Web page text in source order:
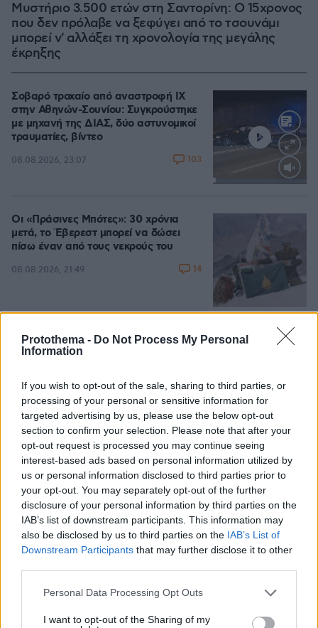
Protothema - Do Not Process My Personal
Information
If you wish to opt-out of the sale, sharing to third parties, or
processing of your personal or sensitive information for
targeted advertising by us, please use the below opt-out
section to confirm your selection. Please note that after your
opt-out request is processed you may continue seeing
interest-based ads based on personal information utilized by
us or personal information disclosed to third parties prior to
your opt-out. You may separately opt-out of the further
disclosure of your personal information by third parties on the
IAB’s list of downstream participants. This information may
also be disclosed by us to third parties on the IAB’s List of
Downstream Participants that may further disclose it to other
Please note that this website/app uses one or more Google
not limited to your visit or usage behaviour. You may click to
Personal Data Processing Opt Outs
I want to opt-out of the Sharing of my
Μυστήριο 3.500 ετών στη Σαντορίνη: Ο 15χρονος
που δεν πρόλαβε να ξεφύγει από το τσουνάμι
μπορεί ν' αλλάξει τη χρονολογία της μεγάλης
έκρηξης
Σοβαρό τροχαίο από αναστροφή ΙΧ
στην Αθηνών-Σουνίου: Συγκρούστηκε
με μηχανή της ΔΙΑΣ, δύο αστυνομικοί
τραυματίες, βίντεο
08.08.2026, 23:07 103
Οι «Πράσινες Μπότες»: 30 χρόνια
μετά, το Έβερεστ μπορεί να δώσει
πίσω έναν από τους νεκρούς του
08.08.2026, 21:49 14
Για ανθρωποκτονία από αμέλεια
κατηγορούνται οι γονείς του 4χρονου
Πάρο: Πώς έγινε η τραγωδία
08.08.2026, 21:22 82
Συνδικαλιστής ψαράς που αποχώρησε
από την Ελπίδα της Καρυστιανού, της
ζητά να τον προστατέψει:
Καταγγέλλει μεθοδευμένη σπίλωση
από μέλη του κόμματος
Πατέρας για δεύτερη φορά ο
Κωνσταντέλιας: Η σύζυγός του
Χριστίνα έφερε στον κόσμο ένα